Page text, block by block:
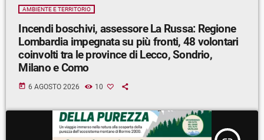
AMBIENTE E TERRITORIO
Incendi boschivi, assessore La Russa: Regione
Lombardia impegnata su più fronti, 48 volontari
coinvolti tra le province di Lecco, Sondrio,
Milano e Como
today 6 AGOSTO 2026 10